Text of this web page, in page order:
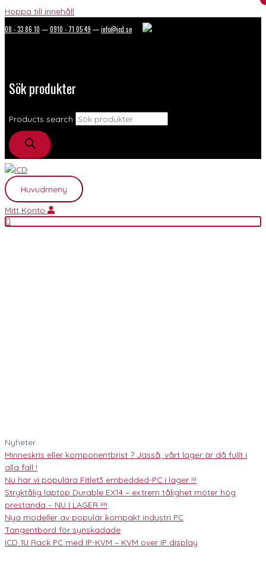
Hoppa till innehåll
08 - 33 86 10 —0910 - 71 05 49 —info@icd.se
Sök produkter
Products search
Huvudmeny
Mitt Konto
Nyheter
Minneskris eller komponentbrist ? Jasså, vårt lager är då fullt i
alla fall !
Nu har vi populära Fitlet3 embedded-PC i lager !!!
Stryktålig laptop Durable EX14 – extrem tålighet möter hög
prestanda – NU I LAGER !!!!
Nya modeller av populär kompakt industri PC
Tangentbord för synskadade
ICD 1U Rack PC med IP-KVM – KVM over IP display